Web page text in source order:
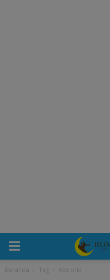
Beranda Tag Kos pria